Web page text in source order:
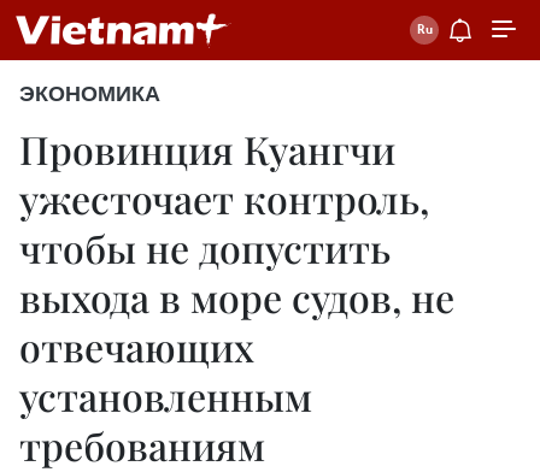
ЭКОНОМИКА
Провинция Куангчи
ужесточает контроль,
чтобы не допустить
выхода в море судов, не
отвечающих
установленным
требованиям